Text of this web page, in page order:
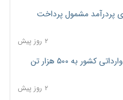
پردرآمد مشمول پرداخت
۲ روز پیش
پیش‌بینی افزایش تولید برنج؛ نیاز وارداتی کشور به ۵۰۰ هزار تن
۲ روز پیش